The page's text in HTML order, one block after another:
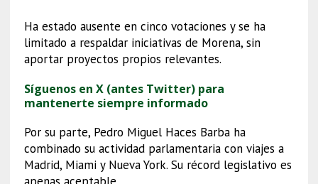
Ha estado ausente en cinco votaciones y se ha
limitado a respaldar iniciativas de Morena, sin
aportar proyectos propios relevantes.
Síguenos en X (antes Twitter) para
mantenerte siempre informado
Por su parte, Pedro Miguel Haces Barba ha
combinado su actividad parlamentaria con viajes a
Madrid, Miami y Nueva York. Su récord legislativo es